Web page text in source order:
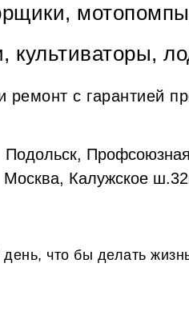
культиваторы,
ремонт с гарантией
Подольск,
Москва, Калужское
что бы делать